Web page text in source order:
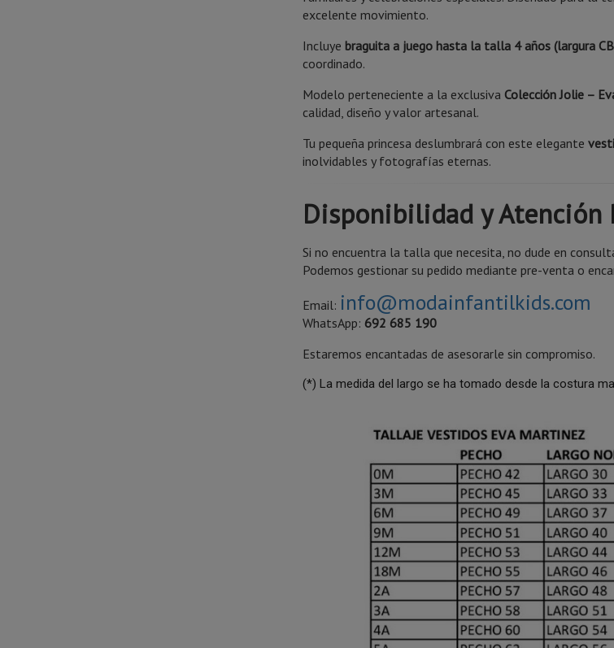
excelente movimiento.
Incluyebraguita a juego hasta la talla 4 años (largura
coordinado.
Modelo perteneciente a la exclusiva Colección Jolie –
calidad, diseño y valor artesanal.
Tu pequeña princesa deslumbrará con este elegante
inolvidables y fotografías eternas.
Disponibilidad y Atención
Si no encuentra la talla que necesita, no dude en
Podemos gestionar su pedido mediante pre-venta o
Email: info@modainfantilkids.com
WhatsApp:692 685 190
Estaremos encantadas de asesorarle sin compromiso.
(*) La medida del largo se ha tomado desde la costura